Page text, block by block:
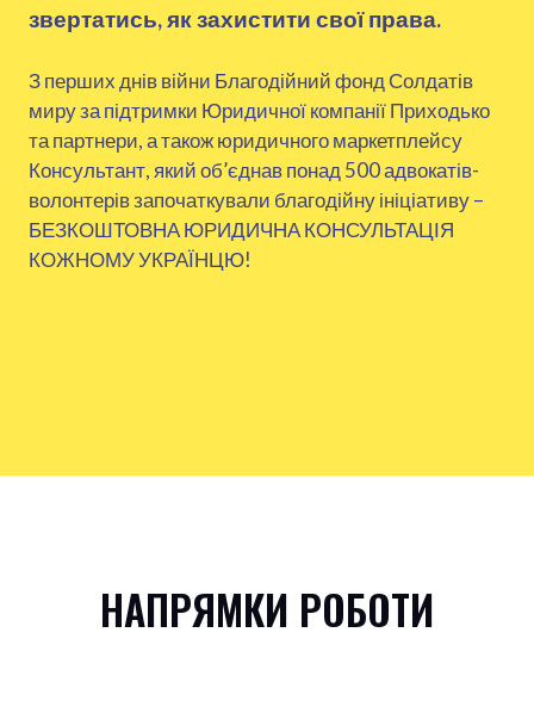
звертатись, як захистити свої права.
З перших днів війни Благодійний фонд Солдатів
миру за підтримки Юридичної компанії Приходько
та партнери, а також юридичного маркетплейсу
Консультант, який об’єднав понад 500 адвокатів-
волонтерів започаткували благодійну ініціативу –
БЕЗКОШТОВНА ЮРИДИЧНА КОНСУЛЬТАЦІЯ
КОЖНОМУ УКРАЇНЦЮ!
НАПРЯМКИ РОБОТИ